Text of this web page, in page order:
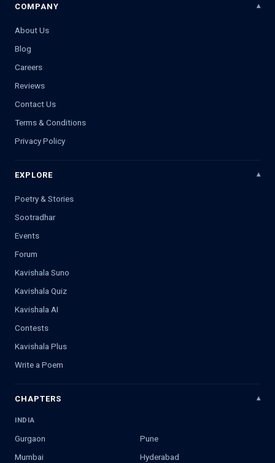
COMPANY
About Us
Blog
Careers
Reviews
Contact Us
Terms & Conditions
Privacy Policy
EXPLORE
Poetry & Stories
Sootradhar
Events
Forum
Kavishala Suno
Kavishala Quiz
Kavishala AI
Contests
Kavishala Plus
Write a Poem
CHAPTERS
INDIA
Gurgaon
Pune
Mumbai
Hyderabad